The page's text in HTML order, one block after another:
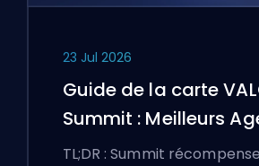
23 Jul 2026
Guide de la carte
Summit : Meilleurs
Callouts et Fumigènes
TL;DR : Summit